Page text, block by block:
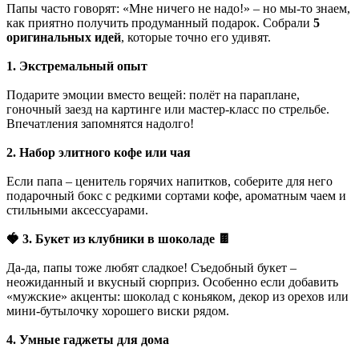
Папы часто говорят: «Мне ничего не надо!» – но мы-то знаем,
как приятно получить продуманный подарок. Собрали 5
оригинальных идей, которые точно его удивят.
1. Экстремальный опыт
Подарите эмоции вместо вещей: полёт на параплане,
гоночный заезд на картинге или мастер-класс по стрельбе.
Впечатления запомнятся надолго!
2. Набор элитного кофе или чая
Если папа – ценитель горячих напитков, соберите для него
подарочный бокс с редкими сортами кофе, ароматным чаем и
стильными аксессуарами.
🍓 3. Букет из клубники в шоколаде 🍫
Да-да, папы тоже любят сладкое! Съедобный букет –
неожиданный и вкусный сюрприз. Особенно если добавить
«мужские» акценты: шоколад с коньяком, декор из орехов или
мини-бутылочку хорошего виски рядом.
4. Умные гаджеты для дома